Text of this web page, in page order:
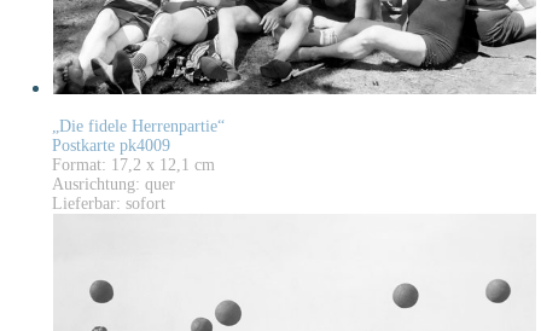
„Die fidele Herrenpartie“
Postkarte pk4009
Format: 17,2 x 12,1 cm
Ausrichtung: quer
Lieferbar: sofort